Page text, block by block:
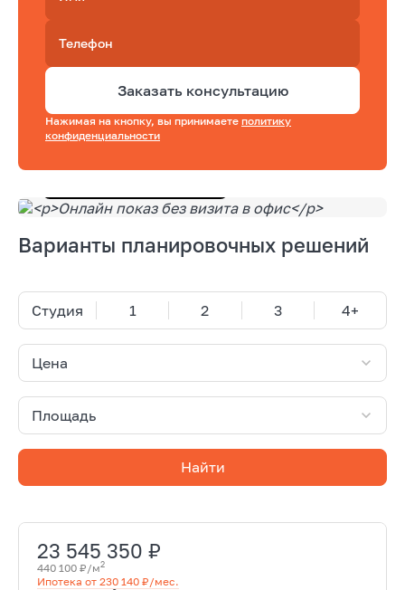
Телефон
Заказать консультацию
Нажимая на кнопку, вы принимаете политику
конфиденциальности
Подобрать квартиру
Варианты планировочных решений
Студия 1 2 3 4+
Цена
Площадь
Найти
23 545 350 ₽
440 100 ₽/м2
Ипотека от 230 140 ₽/мес.